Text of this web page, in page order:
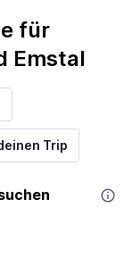
für
Emstal
Trip